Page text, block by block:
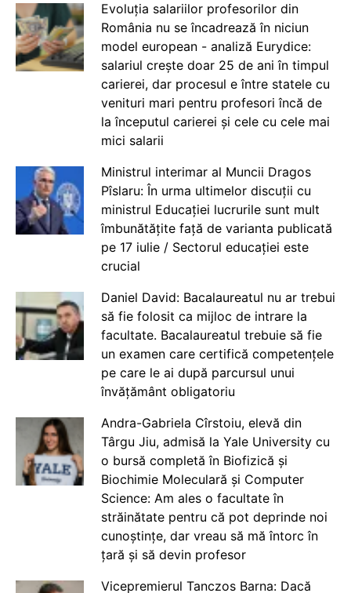
Evoluția salariilor profesorilor din
România nu se încadrează în niciun
model european - analiză Eurydice:
salariul crește doar 25 de ani în timpul
carierei, dar procesul e între statele cu
venituri mari pentru profesori încă de
la începutul carierei și cele cu cele mai
mici salarii
Ministrul interimar al Muncii Dragos
Pîslaru: În urma ultimelor discuții cu
ministrul Educației lucrurile sunt mult
îmbunătățite față de varianta publicată
pe 17 iulie / Sectorul educației este
crucial
Daniel David: Bacalaureatul nu ar trebui
să fie folosit ca mijloc de intrare la
facultate. Bacalaureatul trebuie să fie
un examen care certifică competențele
pe care le ai după parcursul unui
învățământ obligatoriu
Andra-Gabriela Cîrstoiu, elevă din
Târgu Jiu, admisă la Yale University cu
o bursă completă în Biofizică și
Biochimie Moleculară și Computer
Science: Am ales o facultate în
străinătate pentru că pot deprinde noi
cunoștințe, dar vreau să mă întorc în
țară și să devin profesor
Vicepremierul Tanczos Barna: Dacă